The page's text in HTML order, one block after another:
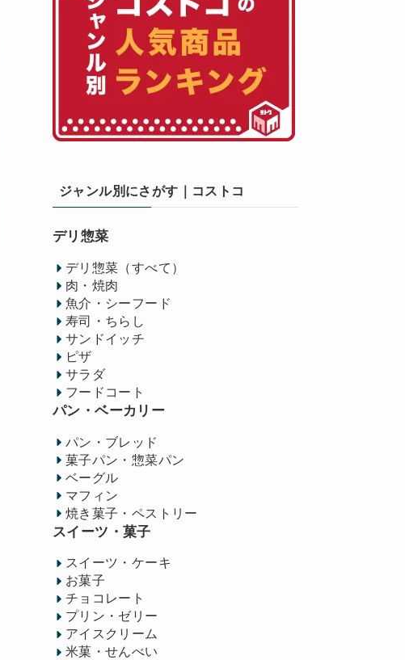
ジャンル別にさがす｜コストコ
デリ惣菜
デリ惣菜（すべて）
肉・焼肉
魚介・シーフード
寿司・ちらし
サンドイッチ
ピザ
サラダ
フードコート
パン・ベーカリー
パン・ブレッド
菓子パン・惣菜パン
ベーグル
マフィン
焼き菓子・ペストリー
スイーツ・菓子
スイーツ・ケーキ
お菓子
チョコレート
プリン・ゼリー
アイスクリーム
米菓・せんべい